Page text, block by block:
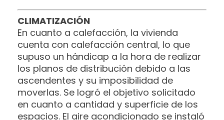
CLIMATIZACIÓN
En cuanto a calefacción, la vivienda
cuenta con calefacción central, lo que
supuso un hándicap a la hora de realizar
los planos de distribución debido a las
ascendentes y su imposibilidad de
moverlas. Se logró el objetivo solicitado
en cuanto a cantidad y superficie de los
espacios. El aire acondicionado se instaló